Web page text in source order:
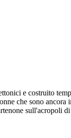
e costruito
che sono ancora
sull'acropoli di